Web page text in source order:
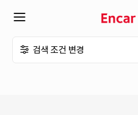
검색 조건 변경